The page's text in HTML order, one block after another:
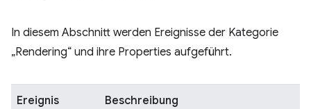
In diesem Abschnitt werden Ereignisse der Kategorie
„Rendering“ und ihre Properties aufgeführt.
Ereignis Beschreibung